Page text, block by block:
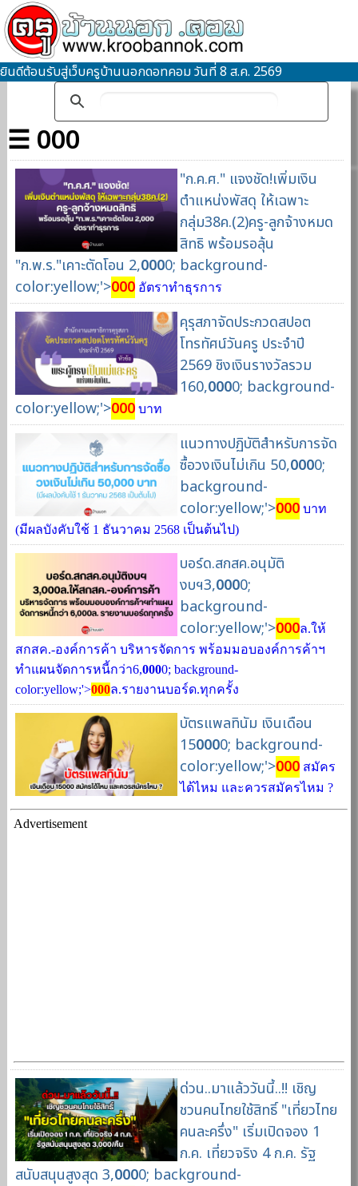
ยินดีต้อนรับสู่เว็บครูบ้านนอกดอทคอม วันที่ 8 ส.ค. 2569
☰ 000
"ก.ค.ศ." แจงชัด!เพิ่มเงิน
ตำแหน่งพัสดุ ให้เฉพาะ
กลุ่ม38ค.(2)ครู-ลูกจ้างหมด
สิทธิ พร้อมรอลุ้น
"ก.พ.ร."เคาะตัดโอน 2,0000; background-
color:yellow;'>000 อัตราทำธุรการ
คุรุสภาจัดประกวดสปอต
โทรทัศน์วันครู ประจำปี
2569 ชิงเงินรางวัลรวม
160,0000; background-
color:yellow;'>000 บาท
แนวทางปฏิบัติสำหรับการจัด
ซื้อวงเงินไม่เกิน 50,0000;
background-
color:yellow;'>000บาท
(มีผลบังคับใช้ 1 ธันวาคม 2568 เป็นต้นไป)
บอร์ด.สกสค.อนุมัติ
งบฯ3,0000;
background-
color:yellow;'>000ล.ให้
สกสค.-องค์การค้า บริหารจัดการ พร้อมมอบองค์การค้าฯ
ทำแผนจัดการหนี้กว่า6,0000; background-
color:yellow;'>000ล.รายงานบอร์ด.ทุกครั้ง
บัตรแพลทินัม เงินเดือน
150000; background-
color:yellow;'>000สมัคร
ได้ไหม และควรสมัครไหม ?
Advertisement
ด่วน..มาแล้ววันนี้..!! เชิญ
ชวนคนไทยใช้สิทธิ์ "เที่ยวไทย
คนละครึ่ง" เริ่มเปิดจอง 1
ก.ค. เที่ยวจริง 4 ก.ค. รัฐ
สนับสนุนสูงสุด 3,0000; background-